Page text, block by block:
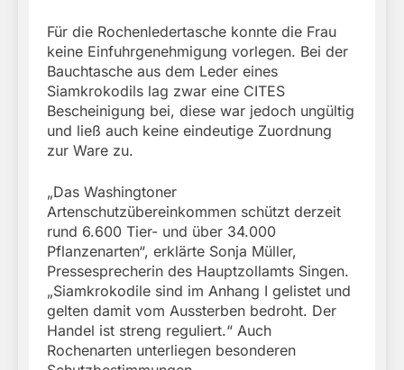
Für die Rochenledertasche konnte die Frau
keine Einfuhrgenehmigung vorlegen. Bei der
Bauchtasche aus dem Leder eines
Siamkrokodils lag zwar eine CITES
Bescheinigung bei, diese war jedoch ungültig
und ließ auch keine eindeutige Zuordnung
zur Ware zu.
„Das Washingtoner
Artenschutzübereinkommen schützt derzeit
rund 6.600 Tier- und über 34.000
Pflanzenarten“, erklärte Sonja Müller,
Pressesprecherin des Hauptzollamts Singen.
„Siamkrokodile sind im Anhang I gelistet und
gelten damit vom Aussterben bedroht. Der
Handel ist streng reguliert.“ Auch
Rochenarten unterliegen besonderen